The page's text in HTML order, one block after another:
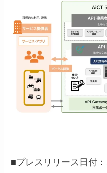
■プレスリリース日付